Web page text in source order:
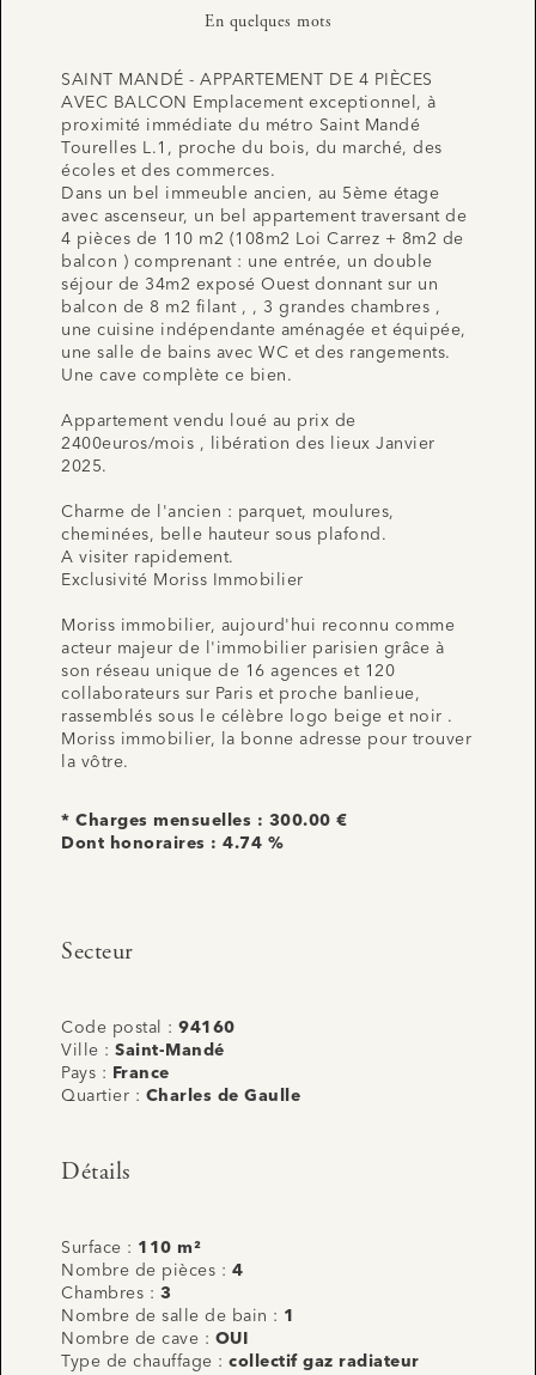
En quelques mots
SAINT MANDÉ - APPARTEMENT DE 4 PIÈCES
AVEC BALCON Emplacement exceptionnel, à
proximité immédiate du métro Saint Mandé
Tourelles L.1, proche du bois, du marché, des
écoles et des commerces.
Dans un bel immeuble ancien, au 5ème étage
avec ascenseur, un bel appartement traversant de
4 pièces de 110 m2 (108m2 Loi Carrez + 8m2 de
balcon ) comprenant : une entrée, un double
séjour de 34m2 exposé Ouest donnant sur un
balcon de 8 m2 filant , , 3 grandes chambres ,
une cuisine indépendante aménagée et équipée,
une salle de bains avec WC et des rangements.
Une cave complète ce bien.
Appartement vendu loué au prix de
2400euros/mois , libération des lieux Janvier
2025.
Charme de l'ancien : parquet, moulures,
cheminées, belle hauteur sous plafond.
A visiter rapidement.
Exclusivité Moriss Immobilier
Moriss immobilier, aujourd'hui reconnu comme
acteur majeur de l'immobilier parisien grâce à
son réseau unique de 16 agences et 120
collaborateurs sur Paris et proche banlieue,
rassemblés sous le célèbre logo beige et noir .
Moriss immobilier, la bonne adresse pour trouver
la vôtre.
* Charges mensuelles : 300.00 €
Dont honoraires : 4.74 %
Secteur
Code postal : 94160
Ville : Saint-Mandé
Pays :
France
Quartier : Charles de Gaulle
Détails
Surface : 110 m²
Nombre de pièces : 4
Chambres : 3
Nombre de salle de bain : 1
Nombre de cave : OUI
Type de chauffage : collectif gaz radiateur